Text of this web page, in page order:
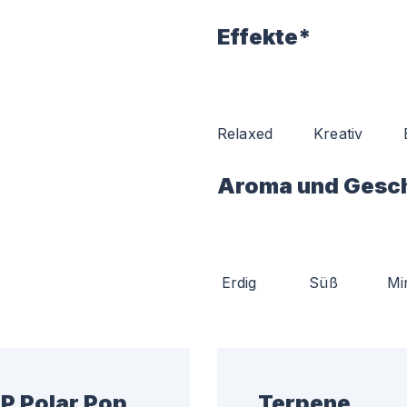
Effekte*
Relaxed Kreativ
Aroma und
Erdig Süß